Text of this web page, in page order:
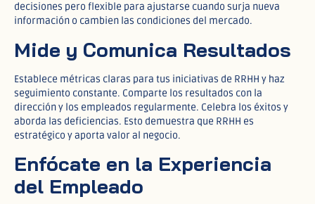
decisiones pero flexible para ajustarse cuando surja nueva
información o cambien las condiciones del mercado.
Mide y Comunica Resultados
Establece métricas claras para tus iniciativas de RRHH y haz
seguimiento constante. Comparte los resultados con la
dirección y los empleados regularmente. Celebra los éxitos y
aborda las deficiencias. Esto demuestra que RRHH es
estratégico y aporta valor al negocio.
Enfócate en la Experiencia
del Empleado